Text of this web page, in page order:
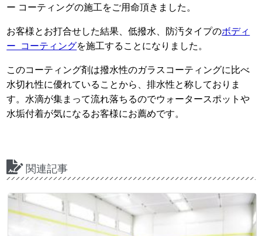
ー コーティングの施工をご用命頂きました。
お客様とお打合せした結果、低撥水、防汚タイプのボディ
ー コーティングを施工することになりました。
このコーティング剤は撥水性のガラスコーティングに比べ
水切れ性に優れていることから、排水性と称しておりま
す。水滴が集まって流れ落ちるのでウォータースポットや
水垢付着が気になるお客様にお薦めです。
関連記事